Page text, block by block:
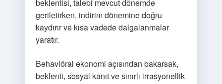
beklentisi, talebi mevcut dönemde
geriletirken, indirim dönemine doğru
kaydırır ve kısa vadede dalgalanmalar
yaratır.
Behaviöral ekonomi açısından bakarsak,
beklenti, sosyal kanıt ve sınırlı irrasyonellik